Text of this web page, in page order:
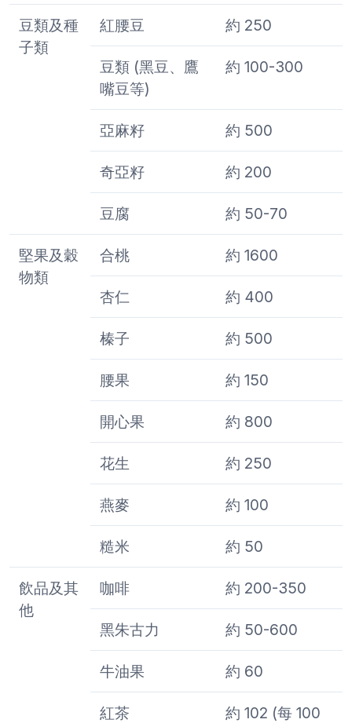
豆類及種
子類
紅腰豆 約 250
豆類 (黑豆、鷹
嘴豆等)
約 100-300
亞麻籽 約 500
奇亞籽 約 200
豆腐 約 50-70
堅果及穀
物類
合桃 約 1600
杏仁 約 400
榛子 約 500
腰果 約 150
開心果 約 800
花生 約 250
燕麥 約 100
糙米 約 50
飲品及其
他
咖啡 約 200-350
黑朱古力 約 50-600
牛油果 約 60
紅茶
約 102 (每 100